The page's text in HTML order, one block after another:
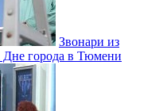
Звонари из
Дне города в Тюмени